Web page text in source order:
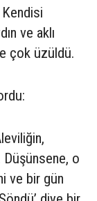
ve aklı
çok üzüldü.
Düşünsene, o
ve bir gün